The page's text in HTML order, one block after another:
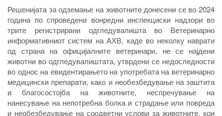
Решенијата за одземање на животните донесени се во 2024
година по спроведени вонредни инспекциски надзори во
трите регистрирани одгледувалишта во Ветеринарно
информативниот систем на АХВ, каде во неколку наврати
од страна на официјалните ветеринари, не се најдени
животни во одгледувалиштата, утврдени се недоследности
во однос на евидентирањето на употребата на ветеринарно
медицински препарати, како и необезбедување на заштита
и благосостојба на животните, неспречување на
нанесување на непотребна болка и страдање или повреда
и необезбедување на соодветни услови за животните, кои